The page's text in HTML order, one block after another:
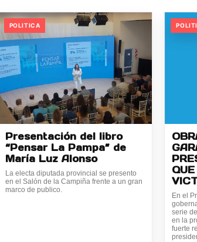
POLITICA
Presentación del libro
“Pensar La Pampa” de
María Luz Alonso
La electa diputada provincial se presento
en el Salón de la Campiña frente a un gran
marco de publico.
En el
serie
en la
fuerte